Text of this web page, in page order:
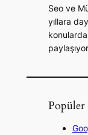
Seo ve
yıllara